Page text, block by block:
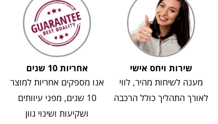
שירות ויחס אישי
מענה לשיחות מהיר, לווי
לאורך התהליך כולל הרכבה
אחריות 10 שנים
אנו מספקים אחריות למוצר
10 שנים, מפני עיוותים
ושקיעות ושינוי גוון